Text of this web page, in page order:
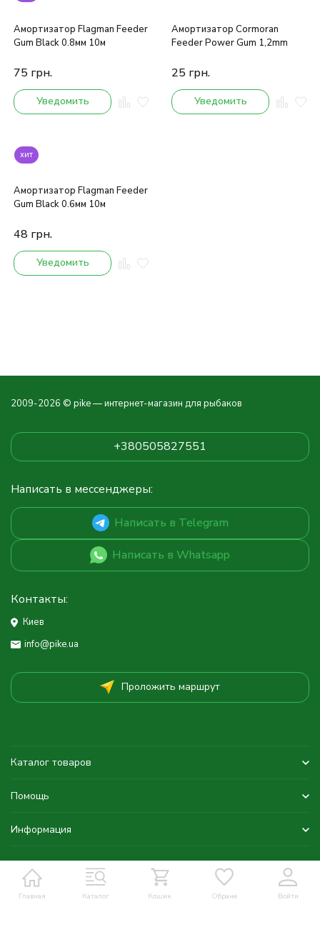
Амортизатор Flagman Feeder
Gum Black 0.8мм 10м
75 грн.
Уведомить
Амортизатор Cormoran
Feeder Power Gum 1,2mm
25 грн.
Уведомить
хит
Амортизатор Flagman Feeder
Gum Black 0.6мм 10м
48 грн.
Уведомить
Главная Каталог Кошик Обране Войти
2009-2026 © pike — интернет-магазин для рыбаков
+380505827551
Написать в мессенджеры:
Написать в Telegram
Написать в Whatsapp
Контакты:
Киев
info@pike.ua
Проложить маршрут
Каталог товаров
Помощь
Информация